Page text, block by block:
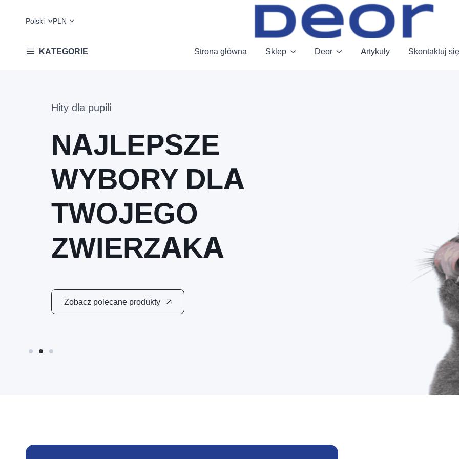
Polski PLN
KATEGORIE Strona główna Sklep Deor Artykuły Skontaktuj się
Hity dla pupili
NAJLEPSZE
WYBORY DLA
TWOJEGO
ZWIERZAKA
Zobacz polecane produkty